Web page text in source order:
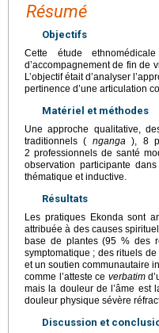
Résumé
Objectifs
Cette étude
d’accompagnement de fin de
L’objectif était d’analyser
pertinence d’une articulation
Matériel et méthodes
Une approche qualitative,
traditionnels ( nganga ), 8
2 professionnels de santé
observation participante
thématique et inductive.
Résultats
Les pratiques Ekonda sont
attribuée à des causes
base de plantes (95 % des
symptomatique ; des rituels
et un soutien communautaire
comme l’atteste ce verbatim
mais la douleur de l’âme est
douleur physique sévère
Discussion et